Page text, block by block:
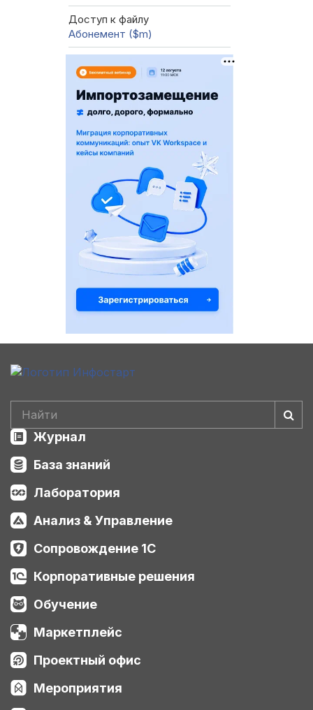
Доступ к файлу
Абонемент ($m)
Журнал
База знаний
Лаборатория
Анализ & Управление
Сопровождение 1С
Корпоративные решения
Обучение
Маркетплейс
Проектный офис
Мероприятия